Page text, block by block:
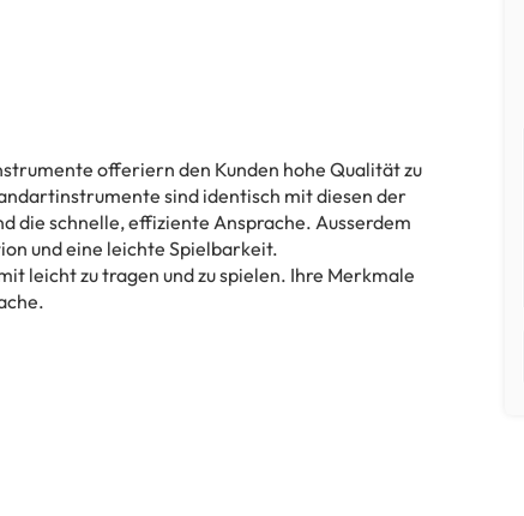
offeriern den Kunden hohe Qualität zu
sind identisch mit diesen der
die schnelle, effiziente Ansprache. Ausserdem
und eine leichte Spielbarkeit.
leicht zu tragen und zu spielen. Ihre Merkmale